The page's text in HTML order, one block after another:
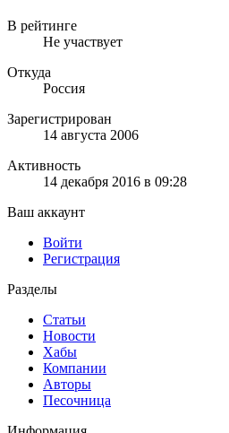
В рейтинге
Не участвует
Откуда
Россия
Зарегистрирован
14 августа 2006
Активность
14 декабря 2016 в 09:28
Ваш аккаунт
Войти
Регистрация
Разделы
Статьи
Новости
Хабы
Компании
Авторы
Песочница